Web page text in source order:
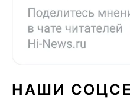
НАШИ